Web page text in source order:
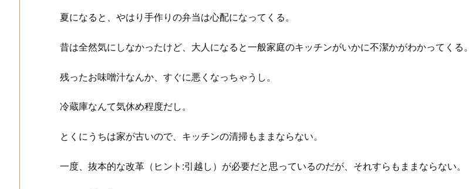
夏になると、やはり手作りの弁当は心配になってくる。
昔は全然気にしなかったけど、大人になると一般家庭のキッチンがいかに不潔かがわかってくる。
残ったお味噌汁なんか、すぐに悪くなっちゃうし。
冷蔵庫なんて気休め程度だし。
とくにうちは家が古いので、キッチンの清掃もままならない。
一度、抜本的な改革（ヒント:引越し）が必要だと思っているのだが、それすらもままならない。